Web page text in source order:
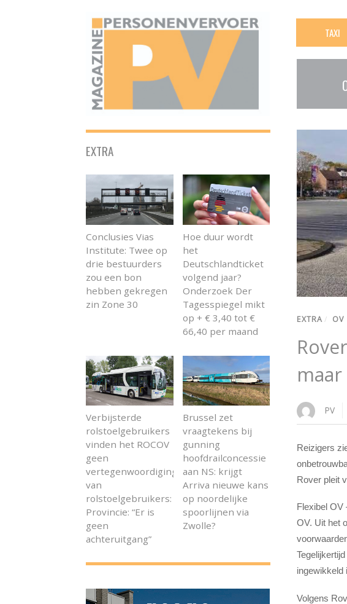
TAXI
EXTRA / OV
PV
Reizigers
Rover pleit
Flexibel OV
OV. Uit het
ingewikkeld
Volgens
EXTRA
Conclusies Vias
Institute: Twee op
drie bestuurders
zou een bon
hebben gekregen
zin Zone 30
Hoe duur wordt
het
Deutschlandticket
volgend jaar?
Onderzoek Der
Tagesspiegel mikt
op + € 3,40 tot €
66,40 per maand
Verbijsterde
rolstoelgebruikers
vinden het ROCOV
geen
vertegenwoordiging
van
rolstoelgebruikers:
Provincie: “Er is
geen
achteruitgang”
Brussel zet
vraagtekens bij
gunning
hoofdrailconcessie
aan NS: krijgt
Arriva nieuwe kans
op noordelijke
spoorlijnen via
Zwolle?